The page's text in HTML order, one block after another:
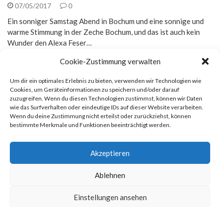
Cookie-Zustimmung verwalten
Um dir ein optimales Erlebnis zu bieten, verwenden wir Technologien wie
Cookies, um Geräteinformationen zu speichern und/oder darauf
zuzugreifen. Wenn du diesen Technologien zustimmst, können wir Daten
wie das Surfverhalten oder eindeutige IDs auf dieser Website verarbeiten.
Wenn du deine Zustimmung nicht erteilst oder zurückziehst, können
bestimmte Merkmale und Funktionen beeinträchtigt werden.
Akzeptieren
Ablehnen
Einstellungen ansehen
07/05/2017 0
Ein sonniger Samstag Abend in Bochum und eine sonnige und
warme Stimmung in der Zeche Bochum, und das ist auch kein
Wunder den Alexa Feser…
Rechtliches
Datenschutz